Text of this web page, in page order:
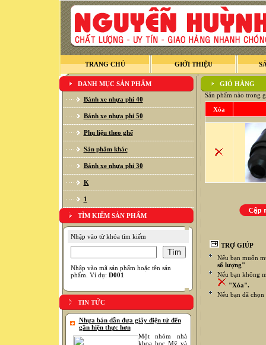
TRANG CHỦ GIỚI THIỆU
DANH MỤC SẢN PHẨM
Bánh xe nhựa phi 40
Bánh xe nhựa phi 50
Phụ liệu theo ghế
Sản phẩm khác
Bánh xe nhựa phi 30
K
1
TÌM KIẾM SẢN PHẨM
Nhập vào từ khóa tìm kiếm
Nhập vào mã sản phẩm hoặc tên sản
phẩm. Ví dụ: D001
TIN TỨC
Nhựa bán dẫn đưa giấy điện tử đến
gần hiện thực hơn
Một nhóm nhà
khoa học Mỹ và
GIỎ HÀNG
Sản phẩm nào trong
Xóa
TRỢ GIÚP
Nếu bạn muốn
số lượng"
Nếu bạn không
"Xóa".
Nếu bạn đã